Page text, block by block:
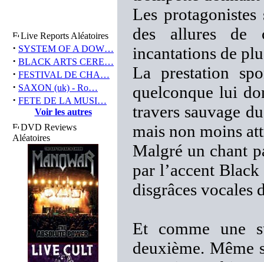
Live Reports Aléatoires
· SYSTEM OF A DOW…
· BLACK ARTS CERE…
· FESTIVAL DE CHA…
· SAXON (uk) - Ro…
· FETE DE LA MUSI…
Voir les autres
DVD Reviews
Aléatoires
Les
des allures de
incantations de
La prestation
quelconque lui
travers sauvage
mais non moins
Malgré un chant
par l’accent
disgrâces vocales
Et comme une
deuxième.